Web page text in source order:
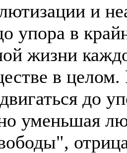
и
упора в
жизни
в
до
уменьшая